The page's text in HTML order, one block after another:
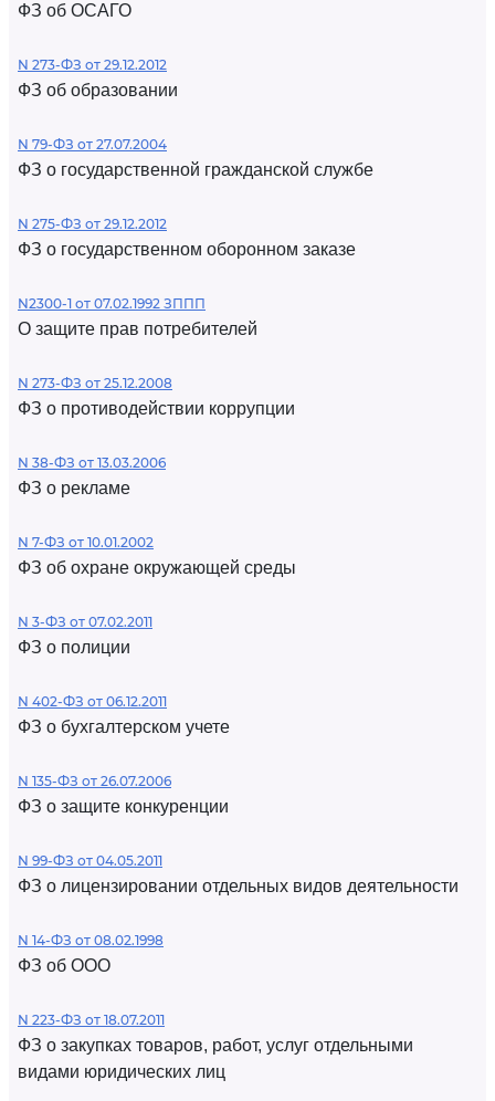
ФЗ об ОСАГО
N 273-ФЗ от 29.12.2012
ФЗ об образовании
N 79-ФЗ от 27.07.2004
ФЗ о государственной гражданской службе
N 275-ФЗ от 29.12.2012
ФЗ о государственном оборонном заказе
N2300-1 от 07.02.1992 ЗППП
О защите прав потребителей
N 273-ФЗ от 25.12.2008
ФЗ о противодействии коррупции
N 38-ФЗ от 13.03.2006
ФЗ о рекламе
N 7-ФЗ от 10.01.2002
ФЗ об охране окружающей среды
N 3-ФЗ от 07.02.2011
ФЗ о полиции
N 402-ФЗ от 06.12.2011
ФЗ о бухгалтерском учете
N 135-ФЗ от 26.07.2006
ФЗ о защите конкуренции
N 99-ФЗ от 04.05.2011
ФЗ о лицензировании отдельных видов деятельности
N 14-ФЗ от 08.02.1998
ФЗ об ООО
N 223-ФЗ от 18.07.2011
ФЗ о закупках товаров, работ, услуг отдельными
видами юридических лиц